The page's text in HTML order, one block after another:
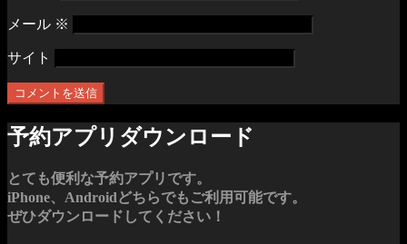
メール ※
サイト
予約アプリダウンロード
とても便利な予約アプリです。
iPhone、Androidどちらでもご利用可能です。
ぜひダウンロードしてください！